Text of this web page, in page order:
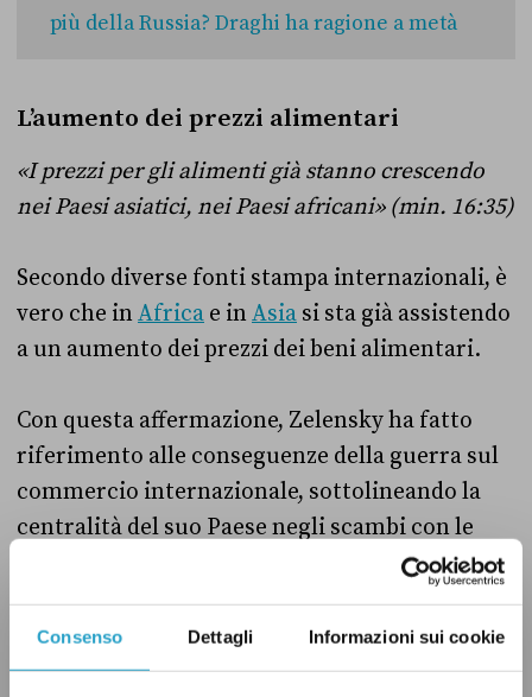
Consenso Dettagli Informazioni sui cookie
più della Russia? Draghi ha ragione a metà
L’aumento dei prezzi alimentari
«I prezzi per gli alimenti già stanno crescendo
nei Paesi asiatici, nei Paesi africani» (min. 16:35)
Secondo diverse fonti stampa internazionali, è
vero che inAfrica e inAsia si sta già assistendo
a un aumento dei prezzi dei beni alimentari.
Con questa affermazione, Zelensky ha fatto
riferimento alle conseguenze della guerra sul
commercio internazionale, sottolineando la
centralità del suo Paese negli scambi con le
nazioni africane e asiatiche. Per esempio
l’Ucraina, insieme alla Russia,pesaper oltre il
30 per cento delle esportazioni di grano tenero
nel mondo, destinato in larga parte a Egitto,